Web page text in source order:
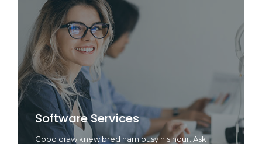
Software Services
Good draw knew bred ham busy his hour. Ask